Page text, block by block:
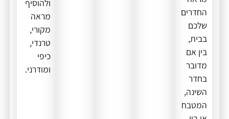
החדרים
שלכם
בבית,
בין אם
מדובר
בחדר
השינה,
המטבח
ולהוסיף
מראה
מקורי,
טרנדי,
כיפי
ומודרני.